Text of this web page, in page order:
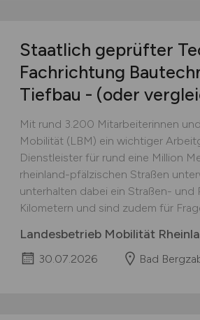
Staatlich geprüfter
Fachrichtung
Tiefbau - (oder
Mit rund 3.200 Mitarbeiterinnen
Mobilität (LBM) ein wichtiger
Dienstleister für rund eine Million
rheinland-pfälzischen Straßen
unterhalten dabei ein Straßen- und
Kilometern und sind zudem für
Landesbetrieb Mobilität
30.07.2026 Bad